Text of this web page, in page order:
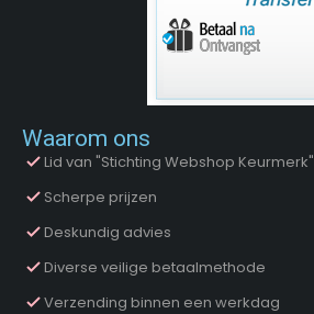
Waarom ons
Lid van "Stichting Webshop Keurmerk"
Scherpe prijzen
Deskundig advies
Diverse veilige betaalmethode
Verzending binnen een werkdag